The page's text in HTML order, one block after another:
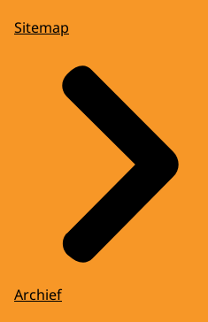
Sitemap
Archief